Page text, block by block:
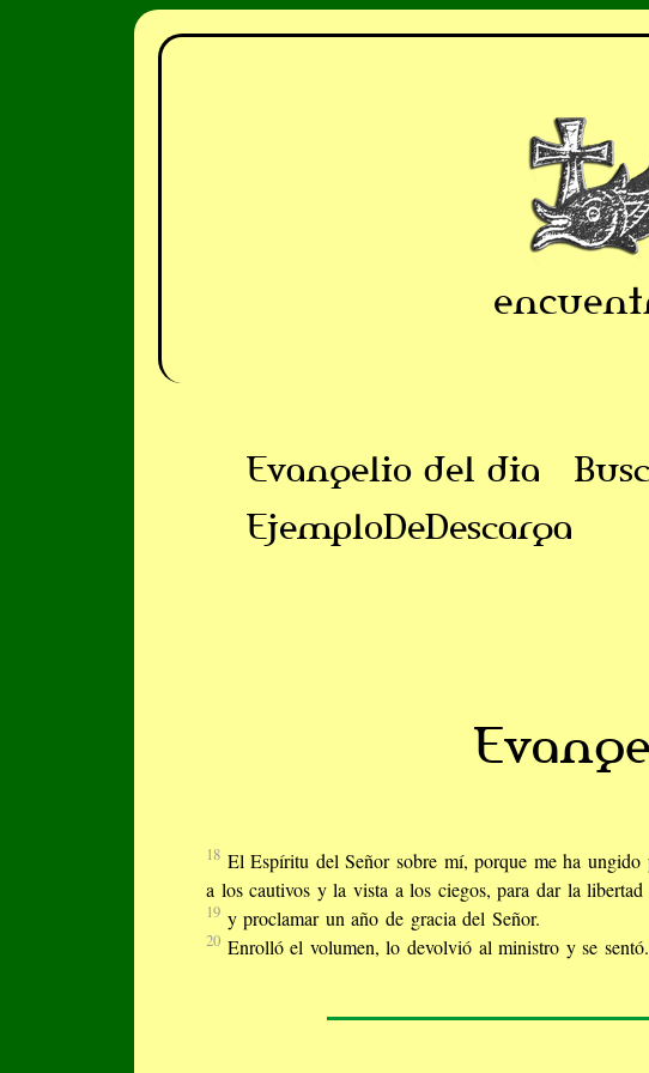
Evangelio del dia
EjemploDeDescarga
18 El Espíritu del Señor sobre mí, porque me ha
a los cautivos y la vista a los ciegos, para dar la
19 y proclamar un año de gracia del Señor.
20 Enrolló el volumen, lo devolvió al ministro y se